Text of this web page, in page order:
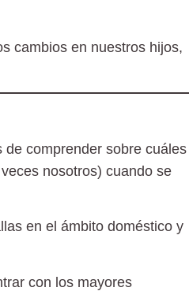
cambios en nuestros hijos,
comprender sobre cuáles
nosotros) cuando se
en el ámbito doméstico y
con los mayores